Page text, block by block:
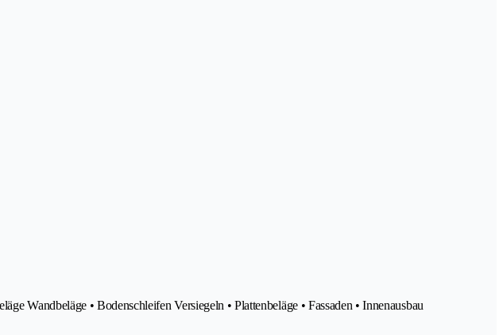
Wandbeläge • Bodenschleifen Versiegeln • Plattenbeläge • Fassaden • Innenausbau